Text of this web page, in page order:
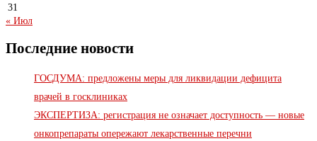
31
« Июл
Последние новости
ГОСДУМА: предложены меры для ликвидации дефицита
врачей в госклиниках
ЭКСПЕРТИЗА: регистрация не означает доступность — новые
онкопрепараты опережают лекарственные перечни